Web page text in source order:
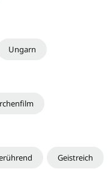
Ungarn
Geistreich